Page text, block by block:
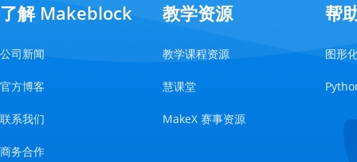
了解 Makeblock
公司新闻
官方博客
联系我们
商务合作
教学资源
教学课程资源
慧课堂
MakeX 赛事资源
帮
图形